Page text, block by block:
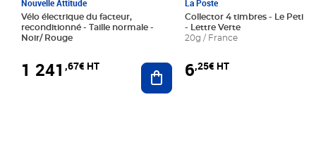
Nouvelle Attitude
Vélo électrique du facteur,
reconditionné - Taille normale -
Noir/ Rouge
1 241 ,67€ HT Ajouter au panier
La Poste
Collector 4 timbres - Le Petit
- Lettre Verte
20g / France
6,25€ HT